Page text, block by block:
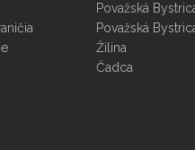
Považská
Považská
Žilina
Čadca